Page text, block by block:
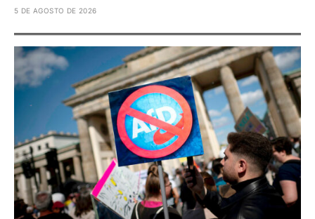
5 DE AGOSTO DE 2026